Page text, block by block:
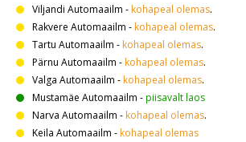
Viljandi Automaailm - kohapeal olemas.
Rakvere Automaailm - kohapeal olemas.
Tartu Automaailm - kohapeal olemas.
Pärnu Automaailm - kohapeal olemas.
Valga Automaailm - kohapeal olemas.
Mustamäe Automaailm -piisavalt laos
Narva Automaailm - kohapeal olemas.
Keila Automaailm - kohapeal olemas